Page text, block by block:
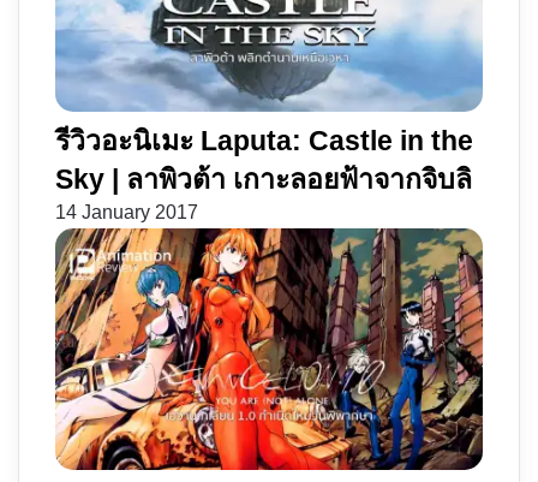
รีวิวอะนิเมะ Laputa: Castle in the
Sky | ลาพิวต้า เกาะลอยฟ้าจากจิบลิ
14 January 2017